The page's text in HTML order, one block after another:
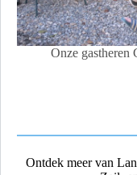
Onze gastheren
Ontdek meer van